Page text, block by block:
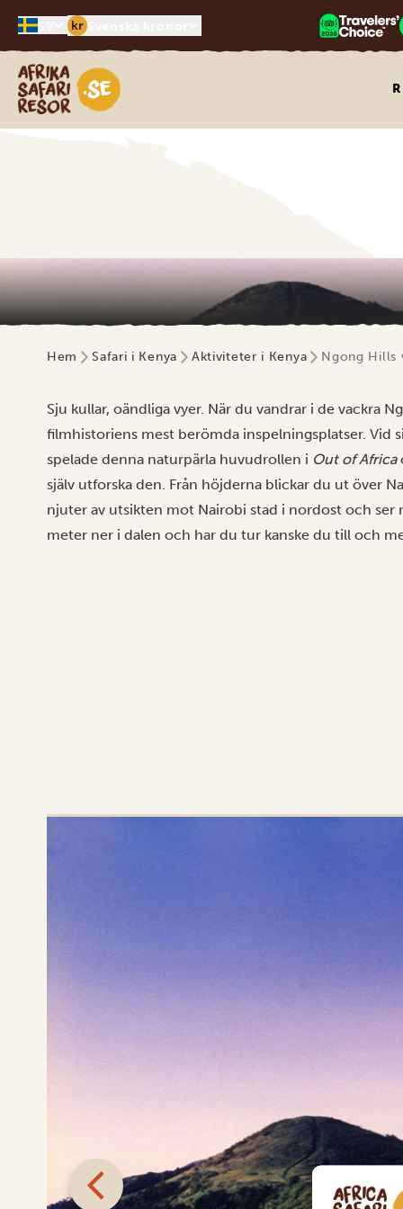
kr
Safari-resor i Afrika
Hem Safari i Kenya Aktiviteter i Kenya Ngong Hills
Sju kullar, oändliga vyer. När du vandrar i de vackra
filmhistoriens mest berömda inspelningsplatser. Vid
spelade denna naturpärla huvudrollen i Out of Africa
själv utforska den. Från höjderna blickar du ut över
njuter av utsikten mot Nairobi stad i nordost och ser
meter ner i dalen och har du tur kanske du till och